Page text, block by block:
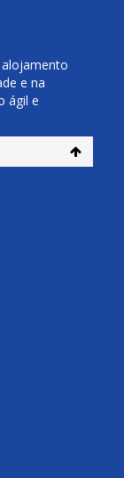
e na
ágil e